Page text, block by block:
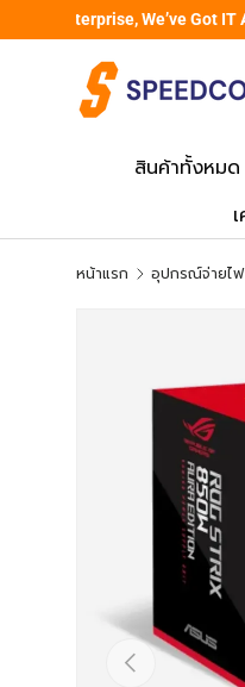
ข้ามไปยังเนื้อหา
From Gadgets to
สินค้าทั้งหมด
หน้าแรก
ข้ามไปยังข้อมูล
ก่อนหน้า